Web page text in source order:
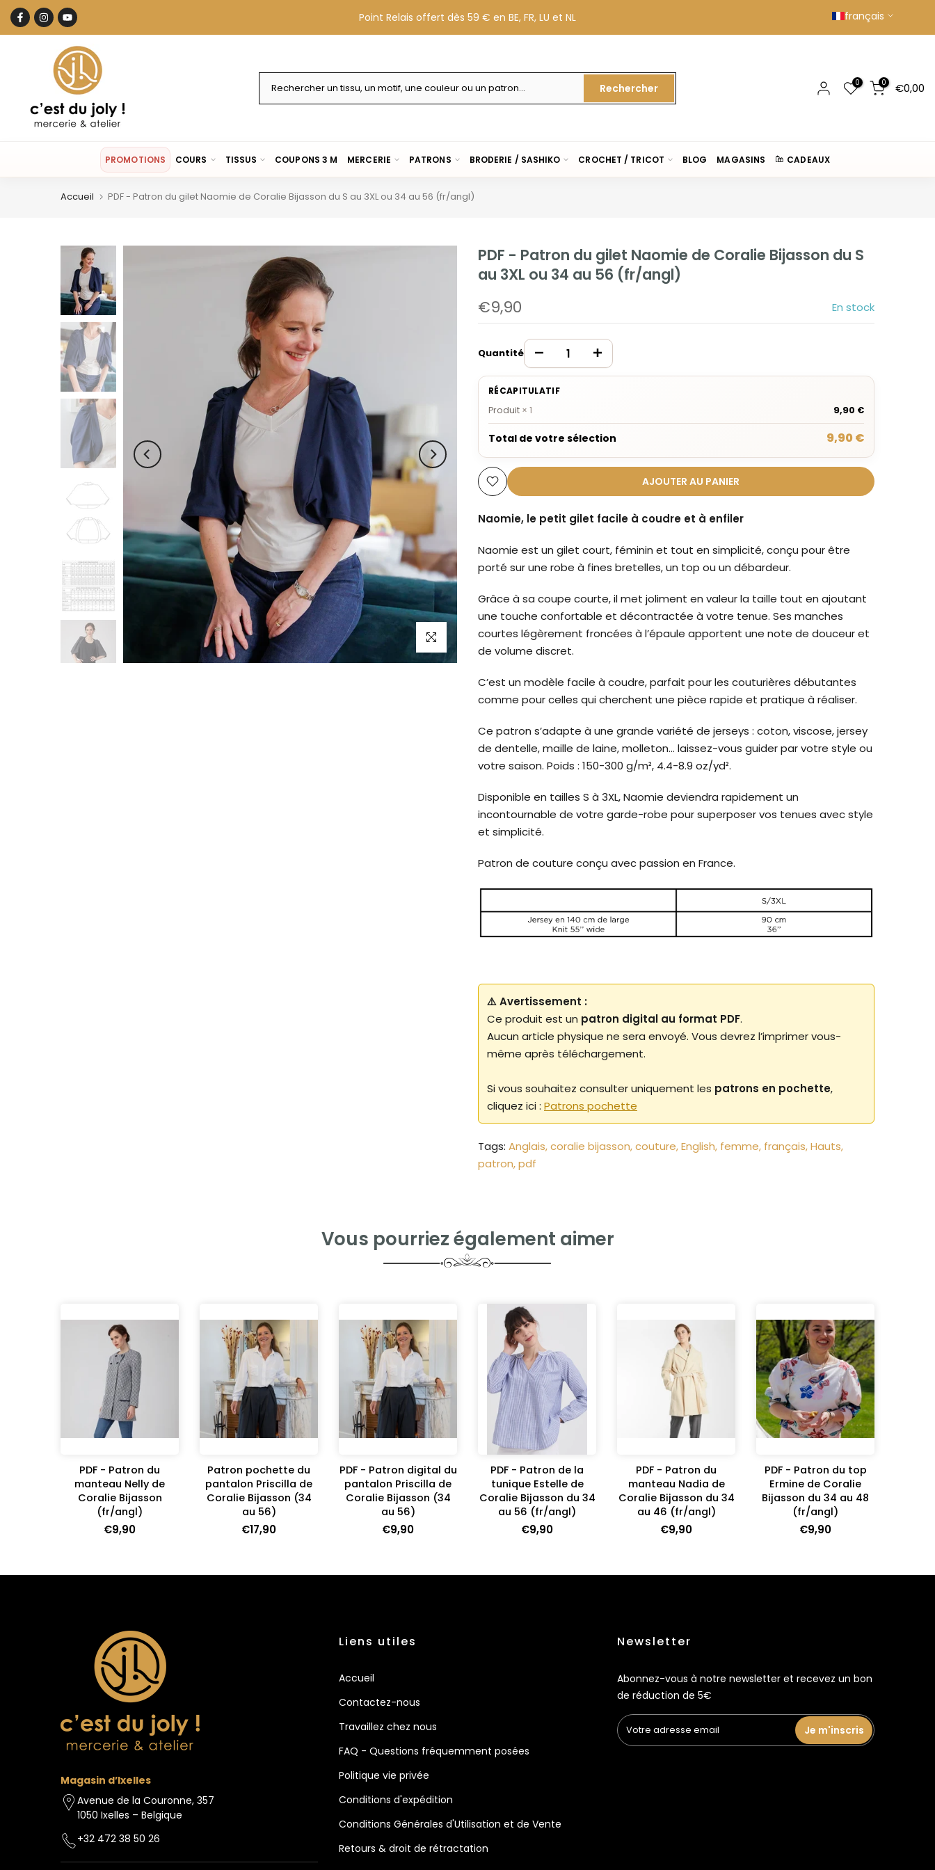
Aller
au
Point Relais offert dès 59 € en BE, FR, LU et NL français
Rechercher 0 0 €0,00
PROMOTIONS COURS TISSUS COUPONS 3 M MERCERIE PATRONS BRODERIE / SASHIKO CROCHET / TRICOT BLOG MAGASINS CADEAUX
Accueil PDF - Patron du gilet Naomie de Coralie Bijasson du S au 3XL ou 34 au 56 (fr/angl)
Cliquez pour agrandir
PDF - Patron du gilet Naomie de Coralie Bijasson du S
au 3XL ou 34 au 56 (fr/angl)
€9,90 En stock
Quantité
RÉCAPITULATIF
Produit × 1 9,90 €
Total de votre sélection 9,90 €
AJOUTER AU PANIER
Naomie, le petit gilet facile à coudre et à enfiler
Naomie est un gilet court, féminin et tout en simplicité, conçu pour être
porté sur une robe à fines bretelles, un top ou un débardeur.
Grâce à sa coupe courte, il met joliment en valeur la taille tout en ajoutant
une touche confortable et décontractée à votre tenue. Ses manches
courtes légèrement froncées à l’épaule apportent une note de douceur et
de volume discret.
C’est un modèle facile à coudre, parfait pour les couturières débutantes
comme pour celles qui cherchent une pièce rapide et pratique à réaliser.
Ce patron s’adapte à une grande variété de jerseys : coton, viscose, jersey
de dentelle, maille de laine, molleton... laissez-vous guider par votre style ou
votre saison. Poids : 150-300 g/m², 4.4-8.9 oz/yd².
Disponible en tailles S à 3XL, Naomie deviendra rapidement un
incontournable de votre garde-robe pour superposer vos tenues avec style
et simplicité.
Patron de couture conçu avec passion en France.
⚠️ Avertissement :
Ce produit est un patron digital au format PDF.
Aucun article physique ne sera envoyé. Vous devrez l’imprimer vous-
même après téléchargement.
Si vous souhaitez consulter uniquement les patrons en pochette,
cliquez ici : Patrons pochette
Tags: Anglais coralie bijasson couture English femme français Hauts
patron pdf
Vous pourriez également aimer
PDF - Patron du
manteau Nelly de
Coralie Bijasson
(fr/angl)
€9,90
Patron pochette du
pantalon Priscilla de
Coralie Bijasson (34
au 56)
€17,90
PDF - Patron digital du
pantalon Priscilla de
Coralie Bijasson (34
au 56)
€9,90
PDF - Patron de la
tunique Estelle de
Coralie Bijasson du 34
au 56 (fr/angl)
€9,90
PDF - Patron du
manteau Nadia de
Coralie Bijasson du 34
au 46 (fr/angl)
€9,90
PDF - Patron du top
Ermine de Coralie
Bijasson du 34 au 48
(fr/angl)
€9,90
Magasin d’Ixelles
Avenue de la Couronne, 357
1050 Ixelles – Belgique
+32 472 38 50 26
Liens utiles
Accueil
Contactez-nous
Travaillez chez nous
FAQ - Questions fréquemment posées
Politique vie privée
Conditions d'expédition
Conditions Générales d'Utilisation et de Vente
Retours & droit de rétractation
Newsletter
Abonnez-vous à notre newsletter et recevez un bon
de réduction de 5€
Je m'inscris